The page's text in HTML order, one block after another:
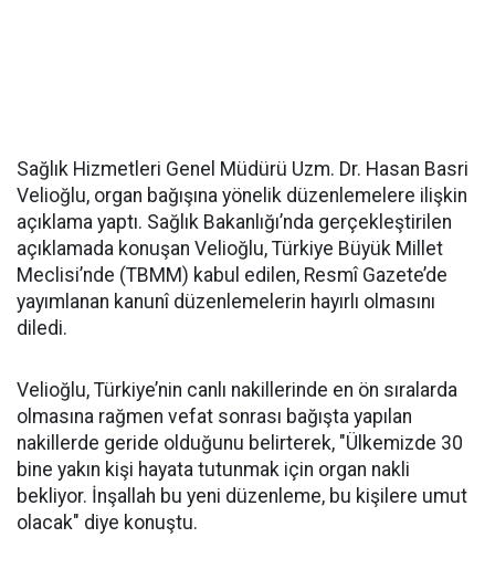
Sağlık Hizmetleri Genel Müdürü Uzm. Dr. Hasan Basri
Velioğlu, organ bağışına yönelik düzenlemelere ilişkin
açıklama yaptı. Sağlık Bakanlığı’nda gerçekleştirilen
açıklamada konuşan Velioğlu, Türkiye Büyük Millet
Meclisi’nde (TBMM) kabul edilen, Resmî Gazete’de
yayımlanan kanunî düzenlemelerin hayırlı olmasını
diledi.
Velioğlu, Türkiye’nin canlı nakillerinde en ön sıralarda
olmasına rağmen vefat sonrası bağışta yapılan
nakillerde geride olduğunu belirterek, "Ülkemizde 30
bine yakın kişi hayata tutunmak için organ nakli
bekliyor. İnşallah bu yeni düzenleme, bu kişilere umut
olacak" diye konuştu.